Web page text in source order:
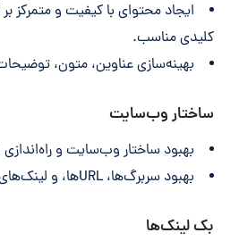
ایجاد محتوای با کیفیت و متمرکز بر
کلیدی مناسب.
بهینه‌سازی عناوین، متون،
ساختار وب‌سایت
بهبود ساختار وب‌سایت و
بهبود سربرگ‌ها، URLها، و لینک‌های داخلی و خارجی.
بک لینک‌ها